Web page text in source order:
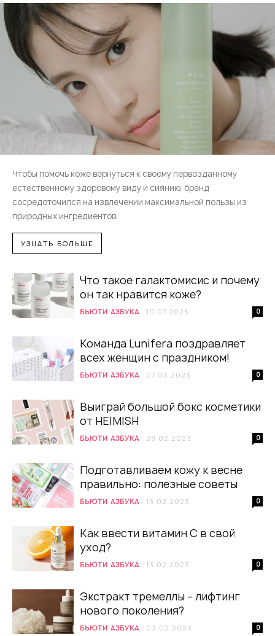
Чтобы помочь коже вернуться к своему первозданному
естественному здоровому виду и сиянию, бренд
сосредоточился на извлечении максимальной пользы из
природных ингредиентов.
УЗНАТЬ БОЛЬШЕ
Что такое галактомисис и почему
он так нравится коже?
БЬЮТИ АЗБУКА 10.07.2025 0
Команда Lunifera поздравляет
всех женщин с праздником!
БЬЮТИ АЗБУКА 07.03.2023 0
Выиграй большой бокс косметики
от HEIMISH
БЬЮТИ АЗБУКА 28.02.2023 0
Подготавливаем кожу к весне
правильно: полезные советы
БЬЮТИ АЗБУКА 16.02.2023 0
Как ввести витамин С в свой
уход?
БЬЮТИ АЗБУКА 13.02.2023 0
Экстракт тремеллы – лифтинг
нового поколения?
БЬЮТИ АЗБУКА 03.02.2023 0